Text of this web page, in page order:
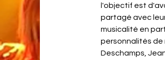
l'objectif est
partagé avec
musicalité en
personnalités de
Deschamps,